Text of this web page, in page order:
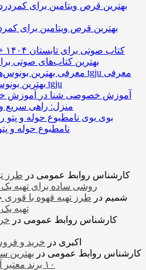
بهترین قرص ویتامین برای
بهترین کتاب‌های صوتی
معرفی
بهترین بونوس‌های فارکس در سایت tgju
آموزش خصوصی شنا در
منزل: راهی سریع
بوی
نامطبوع حوله و
کارشناس روابط عمومی در طرز
روشی ساده برای تهیه
شمیم در طرز تهیه قهوه با
تهیه
کارشناس روابط عمومی در
اکبری در خرید و
کارشناس روابط عمومی در بهترین
۱۰ برند معتبر آجیل و خشکبار در ایران